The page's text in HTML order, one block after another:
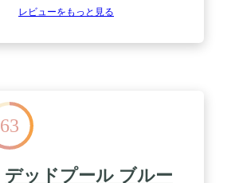
レビューをもっと見る
63
デッドプール ブルー